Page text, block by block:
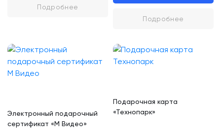
Подробнее
Подробнее
Электронный подарочный
сертификат «М Видео»
Подарочная карта
«Технопарк»